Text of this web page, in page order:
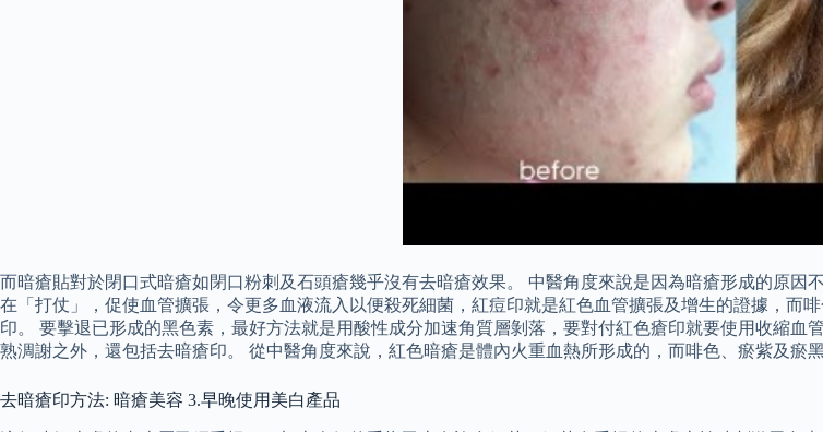
而暗瘡貼對於閉口式暗瘡如閉口粉刺及石頭瘡幾乎沒有去暗瘡效果。 中醫角度來說是因為暗瘡形成的原
在「打仗」，促使血管擴張，令更多血液流入以便殺死細菌，紅痘印就是紅色血管擴張及增生的證據，而
印。 要擊退已形成的黑色素，最好方法就是用酸性成分加速角質層剝落，要對付紅色瘡印就要使用收縮
熟淍謝之外，還包括去暗瘡印。 從中醫角度來說，紅色暗瘡是體內火重血熱所形成的，而啡色、瘀紫及瘀
去暗瘡印方法: 暗瘡美容 3.早晚使用美白產品